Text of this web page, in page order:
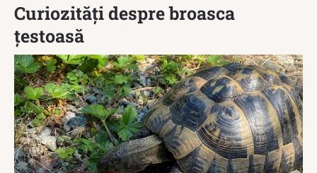
Curiozități despre broasca
țestoasă